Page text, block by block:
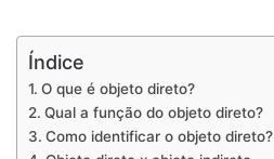
Índice
O que é objeto direto?
Qual a função do objeto direto?
Como identificar o objeto direto?